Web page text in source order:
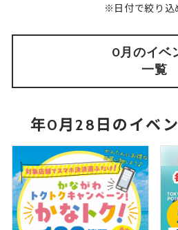
※日付で絞り込
0月のイベ
一覧
年0月28日のイベ